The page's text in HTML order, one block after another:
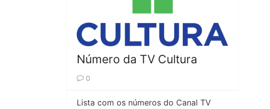
Número da TV Cultura
0
Lista com os números do Canal TV